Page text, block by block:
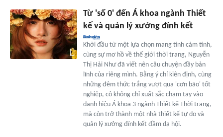
Từ 'số 0' đến Á khoa ngành Thiết
kế và quản lý xưởng đính kết
Khởi đầu từ một lựa chọn mang tính cảm tính,
cùng sự mơ hồ về thế giới thời trang, Nguyễn
Thị Hải Như đã viết nên câu chuyện đầy bản
lĩnh của riêng mình. Bằng ý chí kiên định, cùng
những đêm thức trắng vượt qua 'cơn bão' tốt
nghiệp, cô không chỉ xuất sắc chạm tay vào
danh hiệu Á khoa 3 ngành Thiết kế Thời trang,
mà còn trở thành một nhà thiết kế tự do và
quản lý xưởng đính kết đầm dạ hội.